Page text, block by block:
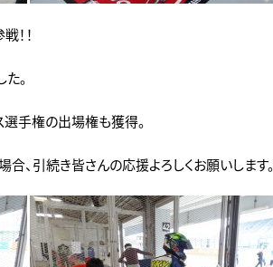
！！
。
手権の出場権も獲得。
、引続き皆さんの応援よろしくお願いします。